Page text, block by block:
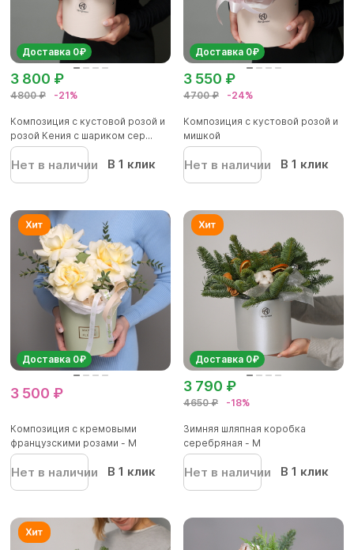
Доставка 0₽
4800 ₽ -21%
3 800 ₽
Композиция с кустовой розой и
розой Кения с шариком сер...
Нет в наличии В 1 клик
Доставка 0₽
4700 ₽ -24%
3 550 ₽
Композиция с кустовой розой и
мишкой
Нет в наличии В 1 клик
Доставка 0₽
3 500 ₽
Композиция с кремовыми
французскими розами - M
Нет в наличии В 1 клик
Доставка 0₽
4650 ₽ -18%
3 790 ₽
Зимняя шляпная коробка
серебряная - М
Нет в наличии В 1 клик